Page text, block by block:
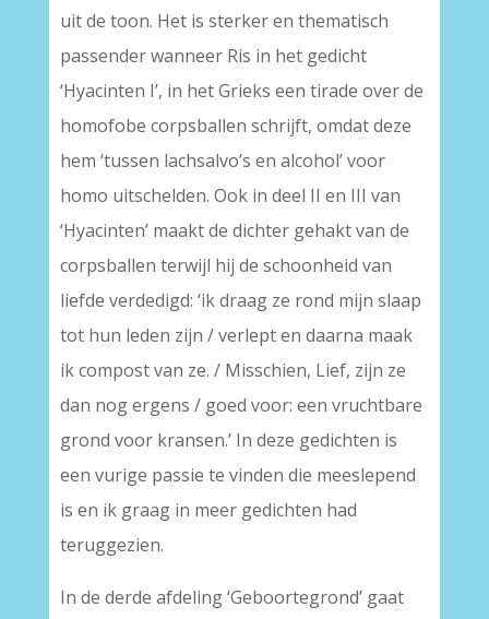
uit de toon. Het is sterker en thematisch
passender wanneer Ris in het gedicht
‘Hyacinten I’, in het Grieks een tirade over de
homofobe corpsballen schrijft, omdat deze
hem ‘tussen lachsalvo’s en alcohol’ voor
homo uitschelden. Ook in deel II en III van
‘Hyacinten’ maakt de dichter gehakt van de
corpsballen terwijl hij de schoonheid van
liefde verdedigd: ‘ik draag ze rond mijn slaap
tot hun leden zijn / verlept en daarna maak
ik compost van ze. / Misschien, Lief, zijn ze
dan nog ergens / goed voor: een vruchtbare
grond voor kransen.’ In deze gedichten is
een vurige passie te vinden die meeslepend
is en ik graag in meer gedichten had
teruggezien.
In de derde afdeling ‘Geboortegrond’ gaat